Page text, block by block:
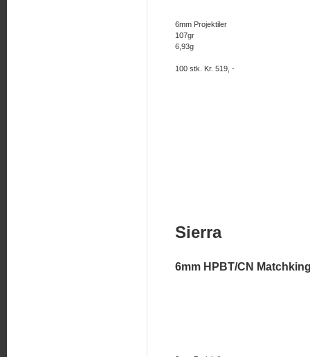
6mm Projektiler
107gr
6,93g
100 stk. Kr. 519, -
Sierra
6mm HPBT/CN